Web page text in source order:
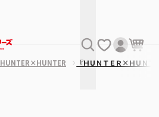
HUNTER×HUNTER 『ＨＵＮＴＥＲ×ＨＵＮ